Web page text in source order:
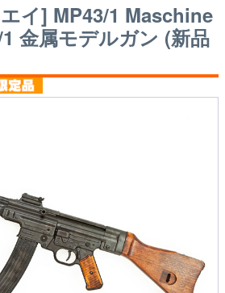
イ] MP43/1 Maschine
金属モデルガン (新品